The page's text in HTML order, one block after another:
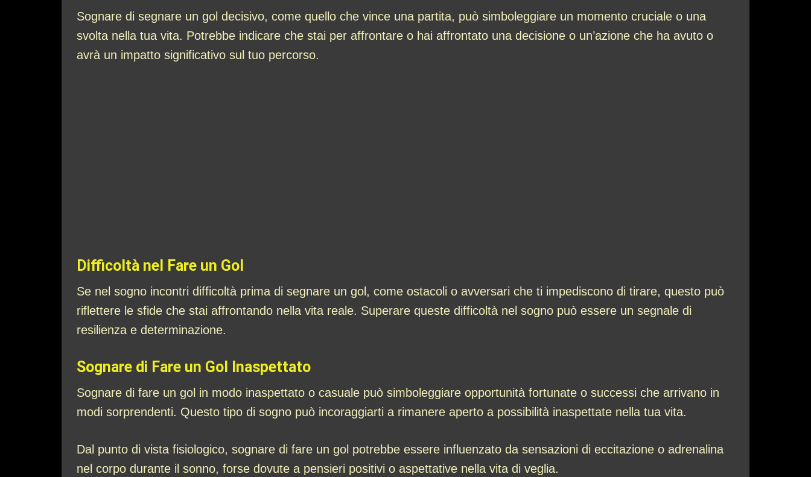
Sognare di segnare un gol decisivo, come quello che vince una partita, può simboleggiare un momento cruciale o una
svolta nella tua vita. Potrebbe indicare che stai per affrontare o hai affrontato una decisione o un’azione che ha avuto o
avrà un impatto significativo sul tuo percorso.
Difficoltà nel Fare un Gol
Se nel sogno incontri difficoltà prima di segnare un gol, come ostacoli o avversari che ti impediscono di tirare, questo può
riflettere le sfide che stai affrontando nella vita reale. Superare queste difficoltà nel sogno può essere un segnale di
resilienza e determinazione.
Sognare di Fare un Gol Inaspettato
Sognare di fare un gol in modo inaspettato o casuale può simboleggiare opportunità fortunate o successi che arrivano in
modi sorprendenti. Questo tipo di sogno può incoraggiarti a rimanere aperto a possibilità inaspettate nella tua vita.
Dal punto di vista fisiologico, sognare di fare un gol potrebbe essere influenzato da sensazioni di eccitazione o adrenalina
nel corpo durante il sonno, forse dovute a pensieri positivi o aspettative nella vita di veglia.